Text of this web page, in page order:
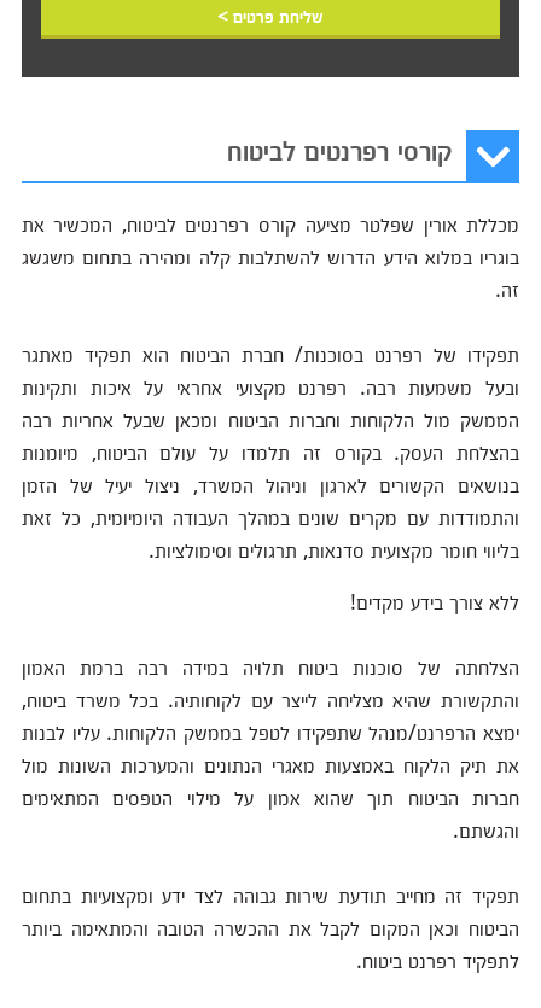
שליחת פרטים >
קורסי רפרנטים לביטוח
מכללת אורין שפלטר מציעה קורס רפרנטים לביטוח, המכשיר את
בוגריו במלוא הידע הדרוש להשתלבות קלה ומהירה בתחום משגשג
זה.
תפקידו של רפרנט בסוכנות/ חברת הביטוח הוא תפקיד מאתגר
ובעל משמעות רבה. רפרנט מקצועי אחראי על איכות ותקינות
הממשק מול הלקוחות וחברות הביטוח ומכאן שבעל אחריות רבה
בהצלחת העסק. בקורס זה תלמדו על עולם הביטוח, מיומנות
בנושאים הקשורים לארגון וניהול המשרד, ניצול יעיל של הזמן
והתמודדות עם מקרים שונים במהלך העבודה היומיומית, כל זאת
בליווי חומר מקצועית סדנאות, תרגולים וסימולציות.
ללא צורך בידע מקדים!
הצלחתה של סוכנות ביטוח תלויה במידה רבה ברמת האמון
והתקשורת שהיא מצליחה לייצר עם לקוחותיה. בכל משרד ביטוח,
ימצא הרפרנט/מנהל שתפקידו לטפל בממשק הלקוחות. עליו לבנות
את תיק הלקוח באמצעות מאגרי הנתונים והמערכות השונות מול
חברות הביטוח תוך שהוא אמון על מילוי הטפסים המתאימים
והגשתם.
תפקיד זה מחייב תודעת שירות גבוהה לצד ידע ומקצועיות בתחום
הביטוח וכאן המקום לקבל את ההכשרה הטובה והמתאימה ביותר
לתפקיד רפרנט ביטוח.